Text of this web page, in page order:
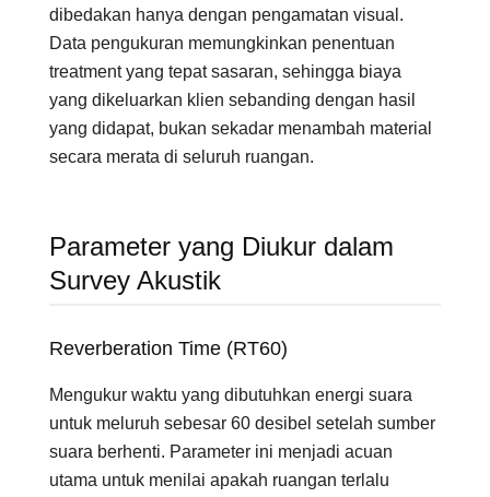
dibedakan hanya dengan pengamatan visual.
Data pengukuran memungkinkan penentuan
treatment yang tepat sasaran, sehingga biaya
yang dikeluarkan klien sebanding dengan hasil
yang didapat, bukan sekadar menambah material
secara merata di seluruh ruangan.
Parameter yang Diukur dalam
Survey Akustik
Reverberation Time (RT60)
Mengukur waktu yang dibutuhkan energi suara
untuk meluruh sebesar 60 desibel setelah sumber
suara berhenti. Parameter ini menjadi acuan
utama untuk menilai apakah ruangan terlalu